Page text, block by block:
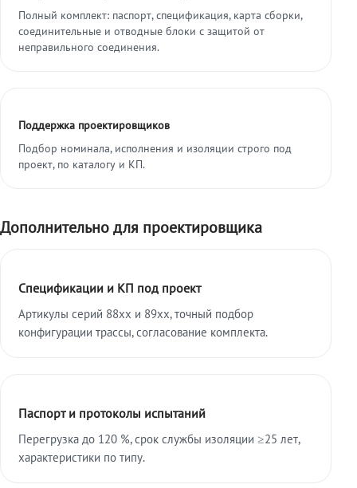
Полный комплект: паспорт, спецификация, карта сборки,
соединительные и отводные блоки с защитой от
неправильного соединения.
Поддержка проектировщиков
Подбор номинала, исполнения и изоляции строго под
проект, по каталогу и КП.
Дополнительно для проектировщика
Спецификации и КП под проект
Артикулы серий 88xx и 89xx, точный подбор
конфигурации трассы, согласование комплекта.
Паспорт и протоколы испытаний
Перегрузка до 120 %, срок службы изоляции ≥25 лет,
характеристики по типу.